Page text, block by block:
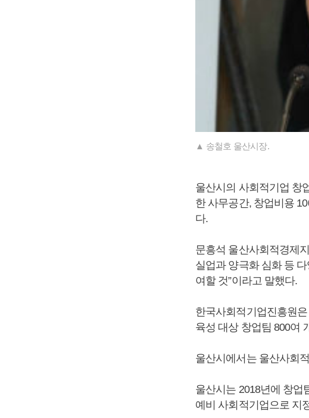
▲ 송철호 울산시장.
울산시의 사회적기업 창
한 사무공간, 창업비용
다.
문흥석 울산사회적경제
실업과 양극화 심화 등
여할 것”이라고 말했다.
한국사회적기업진흥원
육성 대상 창업팀 800여
울산시에서는 울산사회
울산시는 2018년에 창업
예비 사회적기업으로 지